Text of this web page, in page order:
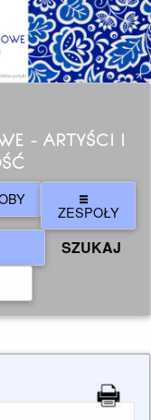
- ARTYŚCI I
ZESPOŁY
SZUKAJ